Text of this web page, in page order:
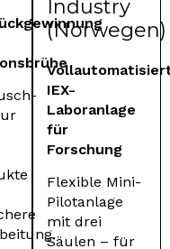
Industry
(Norwegen)
IEX-
Laboranlage
für
Forschung
Flexible Mini-
Pilotanlage
mit drei
Säulen – für